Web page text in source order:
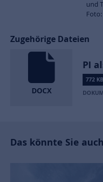
und
Zugehörige Dateien
DOCX
PI
772 KB
Das könnte Sie